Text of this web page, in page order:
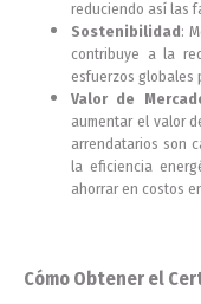
reduciendo así las
Sostenibilidad:
contribuye a la
esfuerzos globales
Valor de
aumentar el valor
arrendatarios son
la eficiencia
ahorrar en costos
Cómo Obtener el